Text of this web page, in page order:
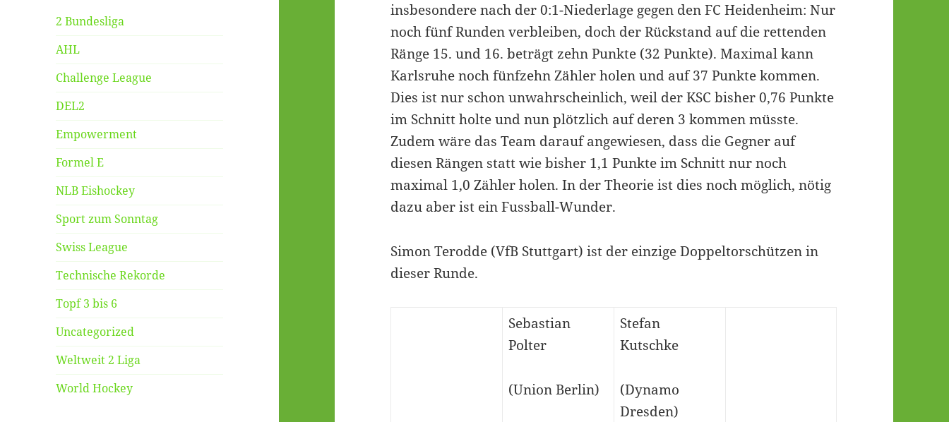
2 Bundesliga
AHL
Challenge League
DEL2
Empowerment
Formel E
NLB Eishockey
Sport zum Sonntag
Swiss League
Technische Rekorde
Topf 3 bis 6
Uncategorized
Weltweit 2 Liga
World Hockey
insbesondere nach der 0:1-Niederlage gegen den FC Heidenheim: Nur
noch fünf Runden verbleiben, doch der Rückstand auf die rettenden
Ränge 15. und 16. beträgt zehn Punkte (32 Punkte). Maximal kann
Karlsruhe noch fünfzehn Zähler holen und auf 37 Punkte kommen.
Dies ist nur schon unwahrscheinlich, weil der KSC bisher 0,76 Punkte
im Schnitt holte und nun plötzlich auf deren 3 kommen müsste.
Zudem wäre das Team darauf angewiesen, dass die Gegner auf
diesen Rängen statt wie bisher 1,1 Punkte im Schnitt nur noch
maximal 1,0 Zähler holen. In der Theorie ist dies noch möglich, nötig
dazu aber ist ein Fussball-Wunder.
Simon Terodde (VfB Stuttgart) ist der einzige Doppeltorschützen in
dieser Runde.
Sebastian
Polter
(Union Berlin)
Stefan
Kutschke
(Dynamo
Dresden)